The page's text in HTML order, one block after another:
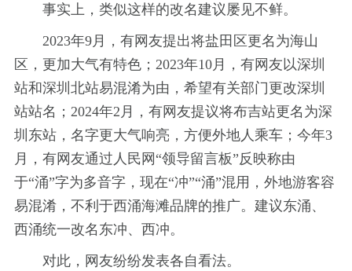
事实上，类似这样的改名建议屡见不鲜。
2023年9月，有网友提出将盐田区更名为海山
区，更加大气有特色；2023年10月，有网友以深圳
站和深圳北站易混淆为由，希望有关部门更改深圳
站站名；2024年2月，有网友提议将布吉站更名为深
圳东站，名字更大气响亮，方便外地人乘车；今年3
月，有网友通过人民网“领导留言板”反映称由
于“涌”字为多音字，现在“冲”“涌”混用，外地游客容
易混淆，不利于西涌海滩品牌的推广。建议东涌、
西涌统一改名东冲、西冲。
对此，网友纷纷发表各自看法。